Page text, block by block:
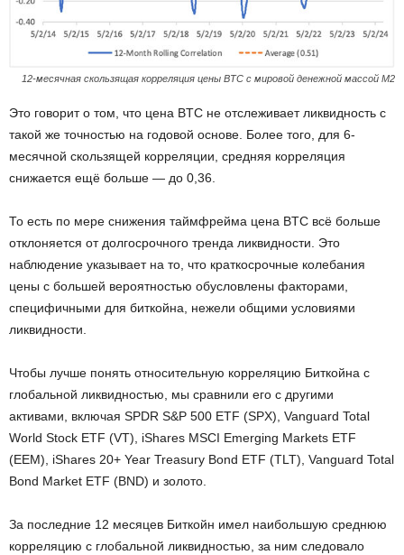
12-месячная скользящая корреляция цены BTC с мировой денежной массой M2
Это говорит о том, что цена BTC не отслеживает ликвидность с
такой же точностью на годовой основе. Более того, для 6-
месячной скользящей корреляции, средняя корреляция
снижается ещё больше — до 0,36.
То есть по мере снижения таймфрейма цена BTC всё больше
отклоняется от долгосрочного тренда ликвидности. Это
наблюдение указывает на то, что краткосрочные колебания
цены с большей вероятностью обусловлены факторами,
специфичными для биткойна, нежели общими условиями
ликвидности.
Чтобы лучше понять относительную корреляцию Биткойна с
глобальной ликвидностью, мы сравнили его с другими
активами, включая SPDR S&P 500 ETF (SPX), Vanguard Total
World Stock ETF (VT), iShares MSCI Emerging Markets ETF
(EEM), iShares 20+ Year Treasury Bond ETF (TLT), Vanguard Total
Bond Market ETF (BND) и золото.
За последние 12 месяцев Биткойн имел наибольшую среднюю
корреляцию с глобальной ликвидностью, за ним следовало